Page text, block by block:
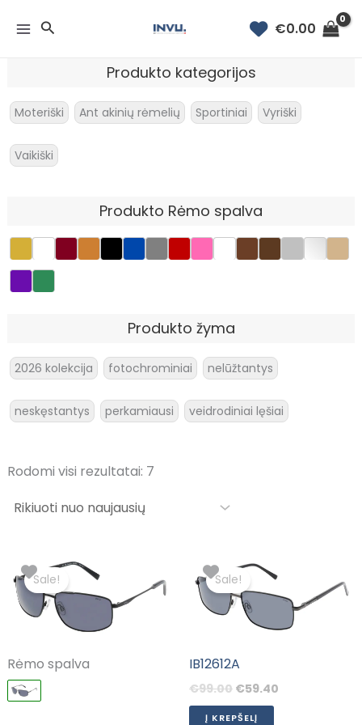
prie
Paieška €0.00
Produkto kategorijos
Moteriški Ant akinių rėmelių Sportiniai Vyriški
Vaikiški
Produkto Rėmo spalva
Produkto žyma
2026 kolekcija fotochrominiai nelūžtantys
neskęstantys perkamiausi veidrodiniai lęšiai
Rodomi visi rezultatai: 7
naujausią
Sale!
Rėmo spalva
price
was:
€99.00.
price
€59.40.
Sale!
IB12612A
€99.00
price
was:
€99.00.
€59.40
€59.40.
Į KREPŠELĮ